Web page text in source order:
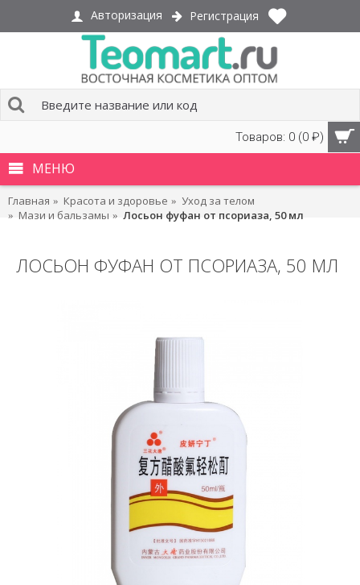
Авторизация Регистрация
Товаров: 0 (0 ₽)
МЕНЮ
Главная Красота и здоровье
Уход за телом
Мази и бальзамы
Лосьон фуфан от псориаза, 50 мл
ЛОСЬОН ФУФАН ОТ ПСОРИАЗА, 50 МЛ